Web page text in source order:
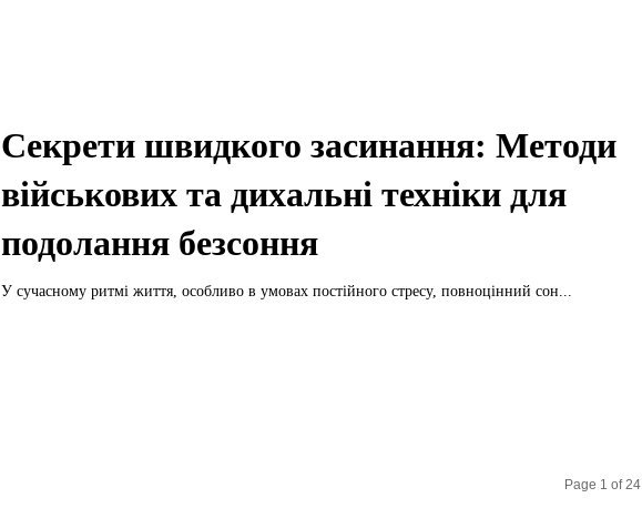
Секрети швидкого засинання: Методи
військових та дихальні техніки для
подолання безсоння
У сучасному ритмі життя, особливо в умовах постійного стресу, повноцінний сон...
Page 1 of 24